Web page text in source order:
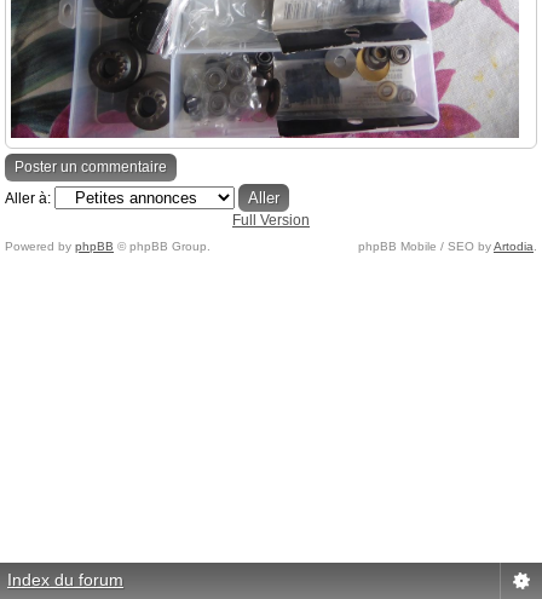
Poster un commentaire
Aller à:
Full Version
Powered by phpBB © phpBB Group. phpBB Mobile / SEO byArtodia
Index du forum